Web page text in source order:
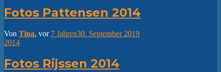
Fotos Pattensen 2014
Von Tina, vor 7 Jahren30. September 2019
2014
Fotos Rijssen 2014